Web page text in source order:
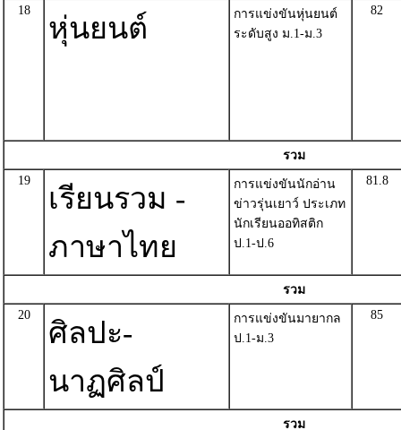
18
หุ่นยนต์
การแข่งขันหุ่นยนต์
ระดับสูง ม.1-ม.3
82
รวม
19
เรียนรวม -
ภาษาไทย
การแข่งขันนักอ่าน
ข่าวรุ่นเยาว์ ประเภท
นักเรียนออทิสติก
ป.1-ป.6
81.8
รวม
20
ศิลปะ-
นาฏศิลป์
การแข่งขันมายากล
ป.1-ม.3
85
รวม